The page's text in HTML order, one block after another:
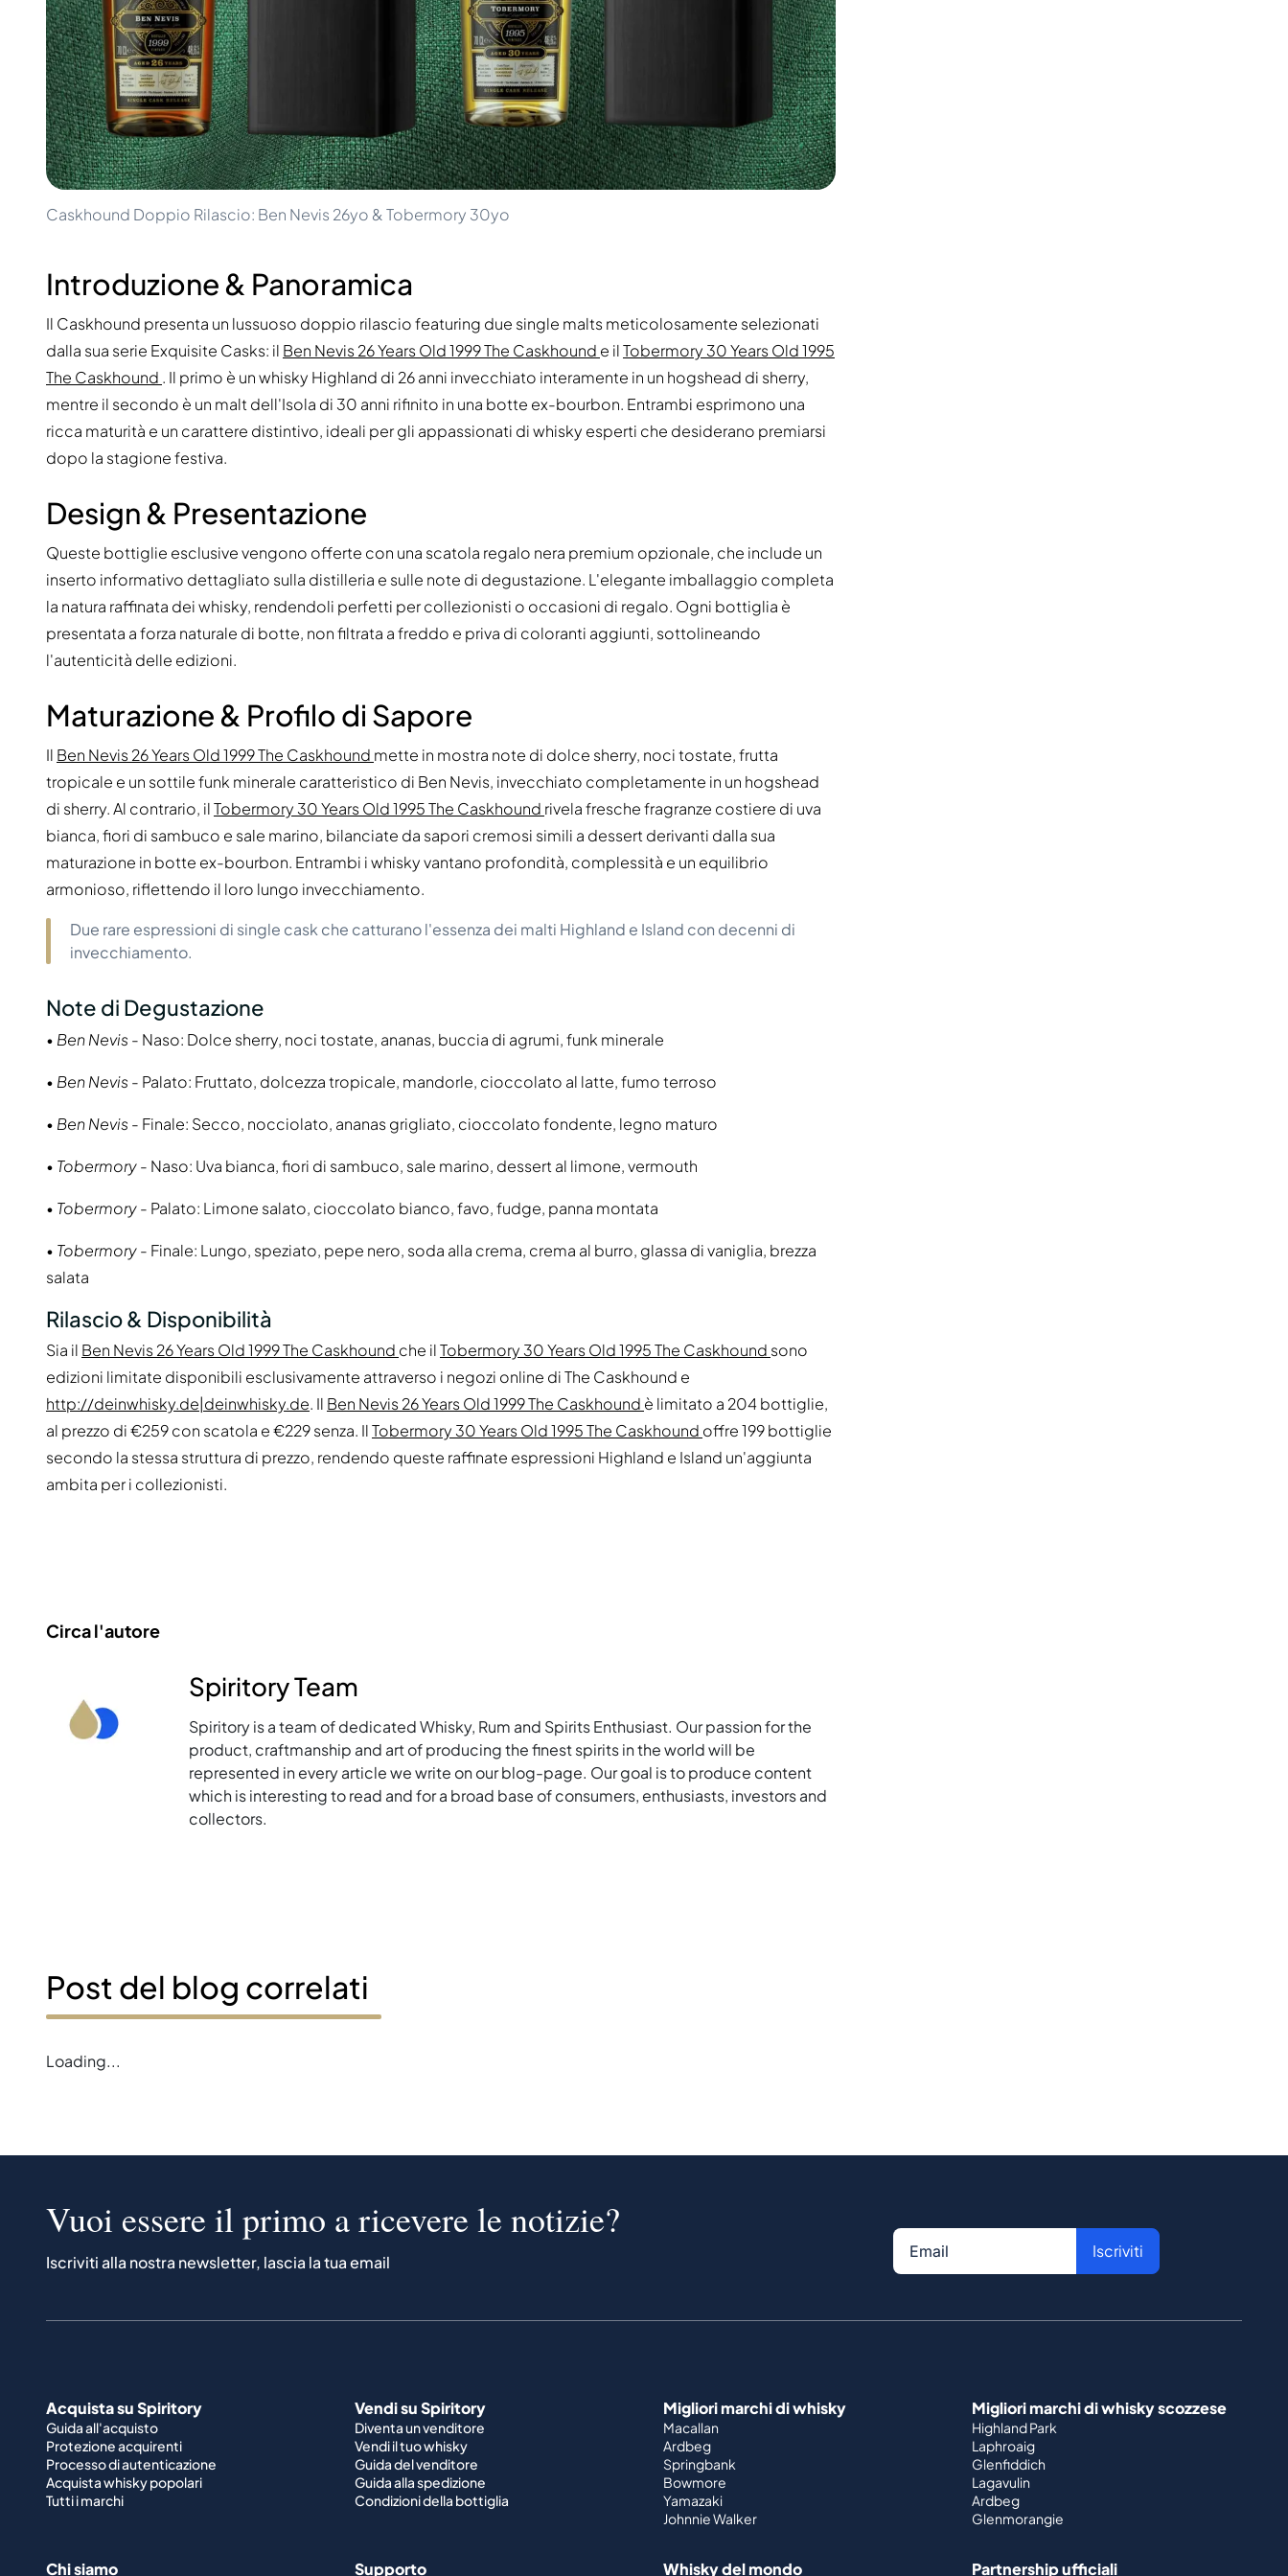
200-500€
Prossime Uscite
Collezioni
Preferiti dai Clienti
Raro e da Collezione
Edizioni Limitate
Distilleria Chiusa
Whisky Dolce
Diplomatico
Don Julio
Gin Mare
Mangabeiras
Hennessy
Martell
Monkey 47
Remy Martin
Ron Zacapa
Caskhound Doppio Rilascio: Ben Nevis 26yo & Tobermory 30yo
Introduzione & Panoramica
Il Caskhound presenta un lussuoso doppio rilascio featuring due single malts meticolosamente selezionati
dalla sua serie Exquisite Casks: il Ben Nevis 26 Years Old 1999 The Caskhound e ilTobermory 30 Years Old 1995
The Caskhound . Il primo è un whisky Highland di 26 anni invecchiato interamente in un hogshead di sherry,
mentre il secondo è un malt dell'Isola di 30 anni rifinito in una botte ex-bourbon. Entrambi esprimono una
ricca maturità e un carattere distintivo, ideali per gli appassionati di whisky esperti che desiderano premiarsi
dopo la stagione festiva.
Design & Presentazione
Queste bottiglie esclusive vengono offerte con una scatola regalo nera premium opzionale, che include un
inserto informativo dettagliato sulla distilleria e sulle note di degustazione. L'elegante imballaggio completa
la natura raffinata dei whisky, rendendoli perfetti per collezionisti o occasioni di regalo. Ogni bottiglia è
presentata a forza naturale di botte, non filtrata a freddo e priva di coloranti aggiunti, sottolineando
l'autenticità delle edizioni.
Maturazione & Profilo di Sapore
Il Ben Nevis 26 Years Old 1999 The Caskhound mette in mostra note di dolce sherry, noci tostate, frutta
tropicale e un sottile funk minerale caratteristico di Ben Nevis, invecchiato completamente in un hogshead
di sherry. Al contrario, ilTobermory 30 Years Old 1995 The Caskhound rivela fresche fragranze costiere di uva
bianca, fiori di sambuco e sale marino, bilanciate da sapori cremosi simili a dessert derivanti dalla sua
maturazione in botte ex-bourbon. Entrambi i whisky vantano profondità, complessità e un equilibrio
armonioso, riflettendo il loro lungo invecchiamento.
Due rare espressioni di single cask che catturano l'essenza dei malti Highland e Island con decenni di
invecchiamento.
Note di Degustazione
• Ben Nevis - Naso: Dolce sherry, noci tostate, ananas, buccia di agrumi, funk minerale
• Ben Nevis - Palato: Fruttato, dolcezza tropicale, mandorle, cioccolato al latte, fumo terroso
• Ben Nevis - Finale: Secco, nocciolato, ananas grigliato, cioccolato fondente, legno maturo
• Tobermory- Naso: Uva bianca, fiori di sambuco, sale marino, dessert al limone, vermouth
• Tobermory- Palato: Limone salato, cioccolato bianco, favo, fudge, panna montata
• Tobermory- Finale: Lungo, speziato, pepe nero, soda alla crema, crema al burro, glassa di vaniglia, brezza
salata
Rilascio & Disponibilità
Sia il Ben Nevis 26 Years Old 1999 The Caskhound che ilTobermory 30 Years Old 1995 The Caskhound sono
edizioni limitate disponibili esclusivamente attraverso i negozi online di The Caskhound e
http://deinwhisky.de|deinwhisky.de. Il Ben Nevis 26 Years Old 1999 The Caskhound è limitato a 204 bottiglie,
al prezzo di €259 con scatola e €229 senza. IlTobermory 30 Years Old 1995 The Caskhound offre 199 bottiglie
secondo la stessa struttura di prezzo, rendendo queste raffinate espressioni Highland e Island un'aggiunta
ambita per i collezionisti.
Circa l'autore
Spiritory Team
Spiritory is a team of dedicated Whisky, Rum and Spirits Enthusiast. Our passion for the
product, craftmanship and art of producing the finest spirits in the world will be
represented in every article we write on our blog-page. Our goal is to produce content
which is interesting to read and for a broad base of consumers, enthusiasts, investors and
collectors.
Post del blog correlati
Error loading blogs
Vuoi essere il primo a ricevere le notizie?
Iscriviti alla nostra newsletter, lascia la tua email
Iscriviti
Acquista su Spiritory
Guida all'acquisto
Protezione acquirenti
Processo di autenticazione
Acquista whisky popolari
Tutti i marchi
Vendi su Spiritory
Diventa un venditore
Vendi il tuo whisky
Guida del venditore
Guida alla spedizione
Condizioni della bottiglia
Migliori marchi di whisky
Macallan
Ardbeg
Springbank
Bowmore
Yamazaki
Johnnie Walker
Migliori marchi di whisky scozzese
Highland Park
Laphroaig
Glenfiddich
Lagavulin
Ardbeg
Glenmorangie
Chi siamo Supporto Whisky del mondo Partnership ufficiali